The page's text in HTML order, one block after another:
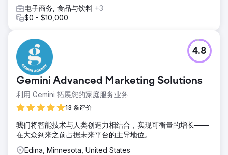
电子商务, 食品与饮料 +3
$0 - $10,000
Gemini Advanced Marketing Solutions
利用 Gemini 拓展您的家庭服务业务
13 条评价
4.8
我们将智能技术与人类创造力相结合，实现可衡量的增长——
在大众到来之前占据未来平台的主导地位。
Edina, Minnesota, United States